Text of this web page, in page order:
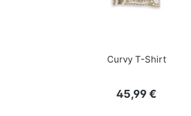
Curvy T-Shirt
Regulärer Preis:
45,99 €